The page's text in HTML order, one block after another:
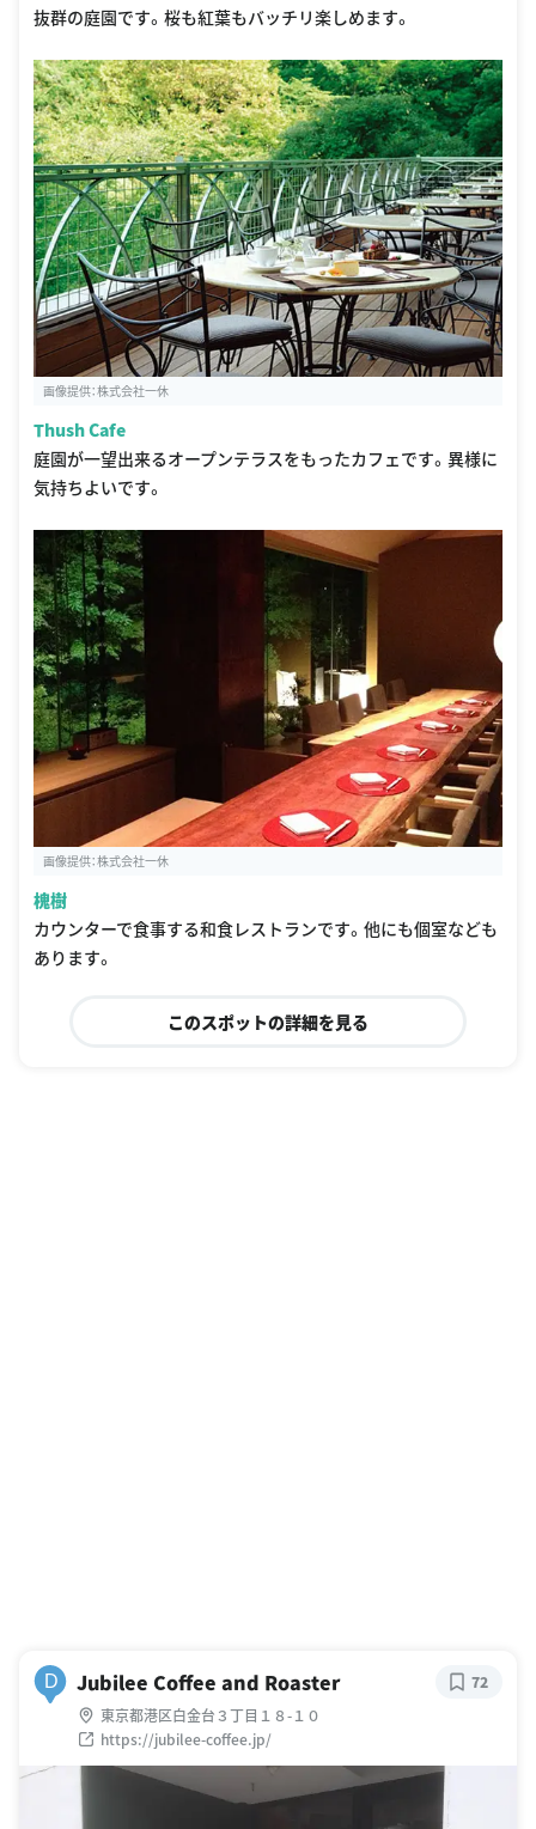
抜群の庭園です。桜も紅葉もバッチリ楽しめます。
画像提供：株式会社一休
Thush Cafe
庭園が一望出来るオープンテラスをもったカフェです。異様に
気持ちよいです。
画像提供：株式会社一休
槐樹
カウンターで食事する和食レストランです。他にも個室なども
あります。
このスポットの詳細を見る
D Jubilee Coffee and Roaster
東京都港区白金台３丁目１８-１０
https://jubilee-coffee.jp/
72